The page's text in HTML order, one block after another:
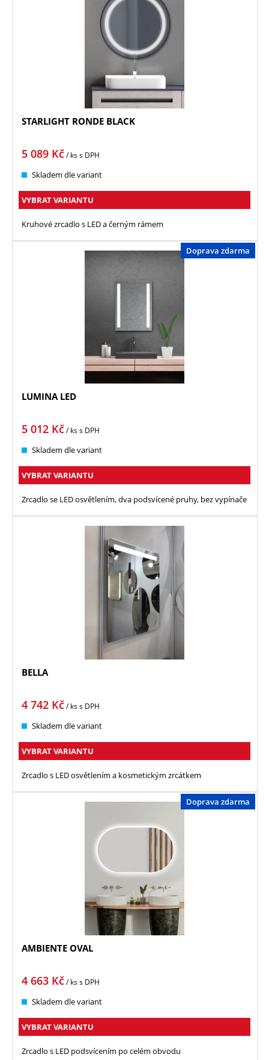
STARLIGHT RONDE BLACK
5 089 Kč/ kss DPH
Skladem dle variant
VYBRAT VARIANTU
Kruhové zrcadlo s LED a černým rámem
Doprava zdarma
LUMINA LED
5 012 Kč/ kss DPH
Skladem dle variant
VYBRAT VARIANTU
Zrcadlo se LED osvětlením, dva podsvícené pruhy, bez vypínače
BELLA
4 742 Kč/ kss DPH
Skladem dle variant
VYBRAT VARIANTU
Zrcadlo s LED osvětlením a kosmetickým zrcátkem
Doprava zdarma
AMBIENTE OVAL
4 663 Kč/ kss DPH
Skladem dle variant
VYBRAT VARIANTU
Zrcadlo s LED podsvícením po celém obvodu